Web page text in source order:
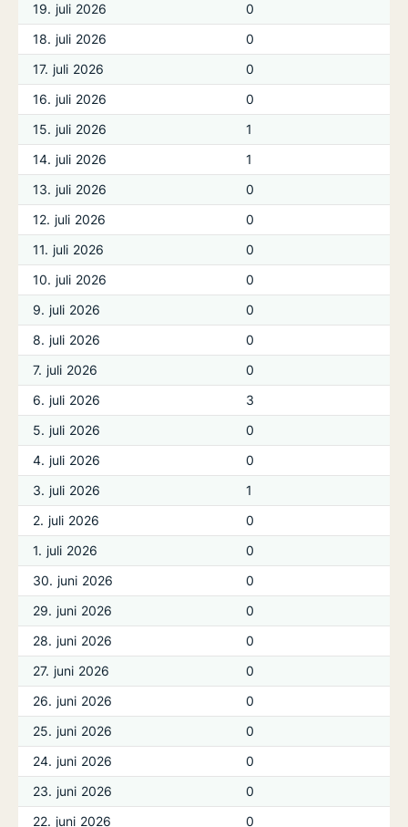
19. juli 2026
0
18. juli 2026
0
17. juli 2026
0
16. juli 2026
0
15. juli 2026
1
14. juli 2026
1
13. juli 2026
0
12. juli 2026
0
11. juli 2026
0
10. juli 2026
0
9. juli 2026
0
8. juli 2026
0
7. juli 2026
0
6. juli 2026
3
5. juli 2026
0
4. juli 2026
0
3. juli 2026
1
2. juli 2026
0
1. juli 2026
0
30. juni 2026
0
29. juni 2026
0
28. juni 2026
0
27. juni 2026
0
26. juni 2026
0
25. juni 2026
0
24. juni 2026
0
23. juni 2026
0
22. juni 2026
0